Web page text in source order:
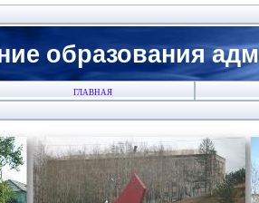
образования
ГЛАВНАЯ